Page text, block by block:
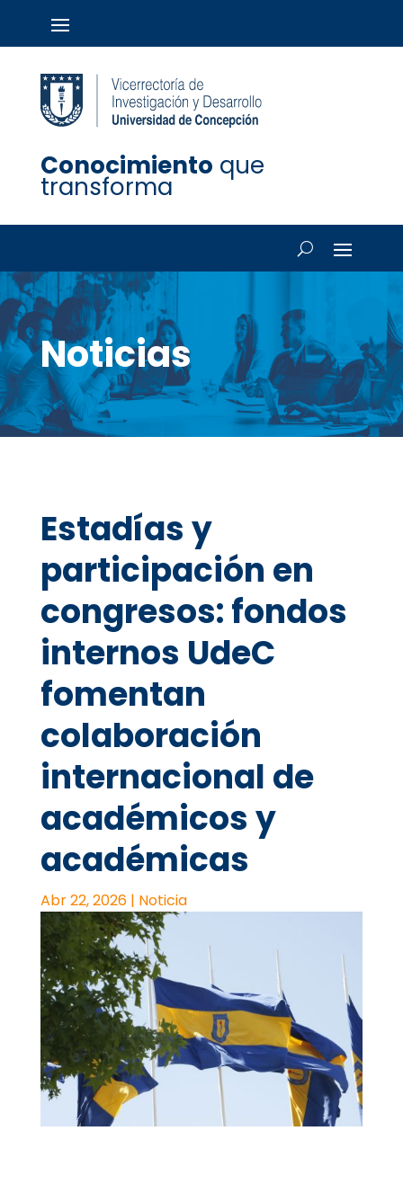
Conocimiento que
transforma
Noticias
Estadías y
participación en
congresos: fondos
internos UdeC
fomentan
colaboración
internacional de
académicos y
académicas
Abr 22, 2026| Noticia